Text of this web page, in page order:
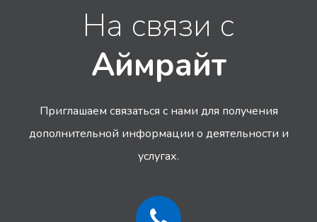
На связи с
Аймрайт
Приглашаем связаться с нами для получения
дополнительной информации о деятельности и
услугах.